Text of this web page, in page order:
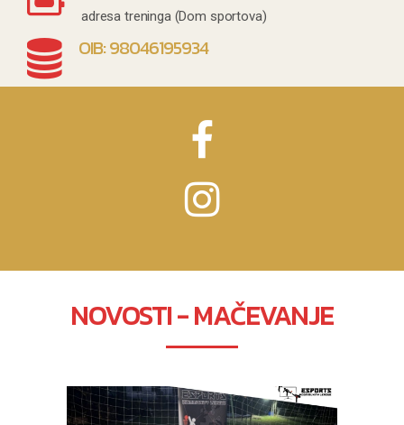
adresa treninga (Dom sportova)
OIB: 98046195934
NOVOSTI - MAČEVANJE